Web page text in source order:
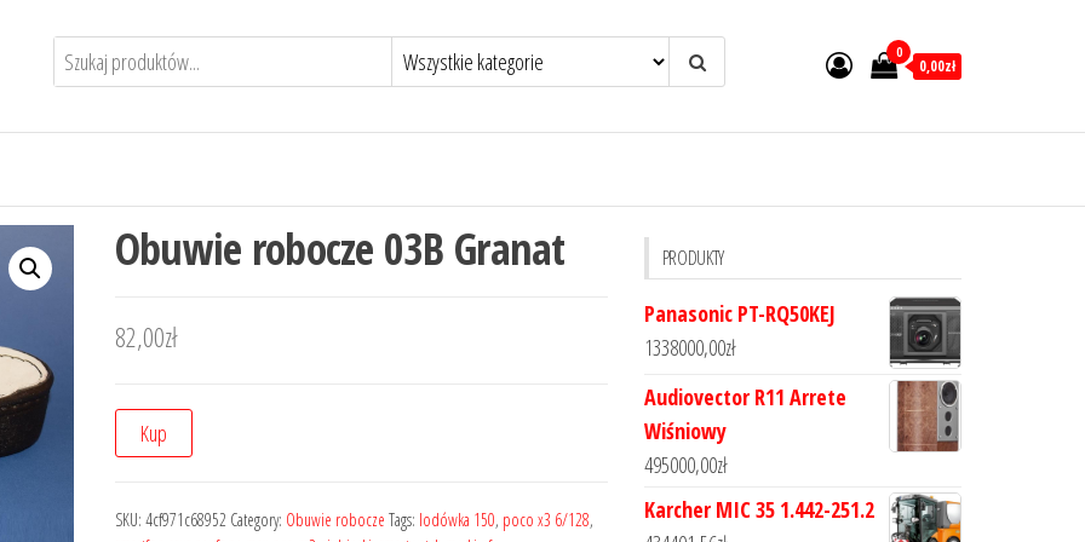
0
0,00zł
Obuwie robocze 03B Granat
82,00zł
Kup
SKU: 4cf971c68952 Category: Obuwie robocze Tags: lodówka 150, poco x3 6/128,
PRODUKTY
Panasonic PT-RQ50KEJ
1338000,00zł
Audiovector R11 Arrete
Wiśniowy
495000,00zł
Karcher MIC 35 1.442-251.2